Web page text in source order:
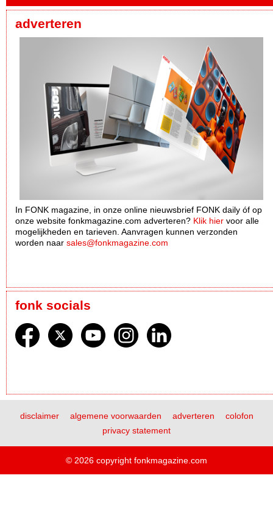
adverteren
In FONK magazine, in onze online nieuwsbrief FONK daily óf op
onze website fonkmagazine.com adverteren? Klik hier voor alle
mogelijkheden en tarieven. Aanvragen kunnen verzonden
worden naar sales@fonkmagazine.com
fonk socials
disclaimer algemene voorwaarden adverteren
colofon
privacy statement
© 2026 copyright fonkmagazine.com